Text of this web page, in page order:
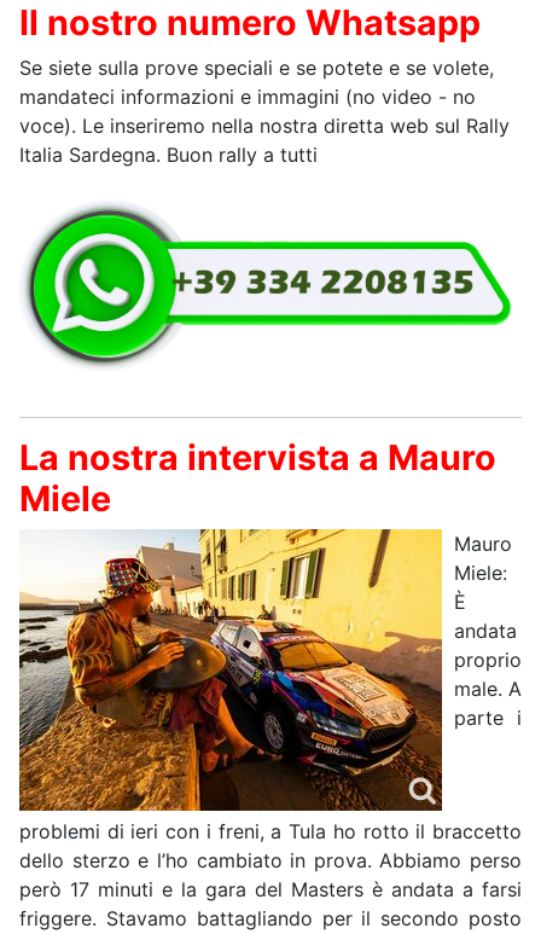
Il nostro numero Whatsapp
Se siete sulla prove speciali e se potete e se volete,
mandateci informazioni e immagini (no video - no
voce). Le inseriremo nella nostra diretta web sul Rally
Italia Sardegna. Buon rally a tutti
La nostra intervista a Mauro
Miele
Mauro
Miele:
È
andata
proprio
male. A
parte i
problemi di ieri con i freni, a Tula ho rotto il braccetto
dello sterzo e l’ho cambiato in prova. Abbiamo perso
però 17 minuti e la gara del Masters è andata a farsi
friggere. Stavamo battagliando per il secondo posto